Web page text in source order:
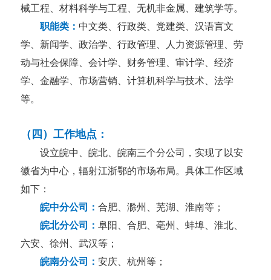
械工程、材料科学与工程、无机非金属、建筑学等。
职能类： 中文类、行政类、党建类、汉语言文
学、新闻学、政治学、行政管理、人力资源管理、劳
动与社会保障、会计学、财务管理、审计学、经济
学、金融学、市场营销、计算机科学与技术、法学
等。
（四）工作地点：
设立皖中、皖北、皖南三个分公司，实现了以安
徽省为中心，辐射江浙鄂的市场布局。具体工作区域
如下：
皖中分公司：合肥、滁州、芜湖、淮南等 ；
皖北分公司：阜阳、合肥、亳州、蚌埠、淮北、
六安、徐州、武汉等；
皖南分公司：安庆、杭州等；